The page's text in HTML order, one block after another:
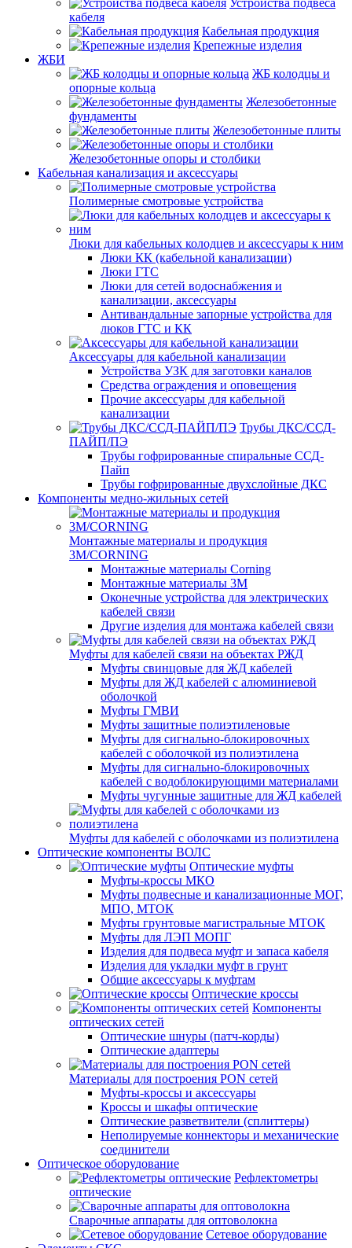
Устройства подвеса
кабеля
Кабельная продукция
Крепежные изделия
ЖБИ
ЖБ колодцы и
опорные кольца
Железобетонные
фундаменты
Железобетонные плиты
Железобетонные опоры и столбики
Кабельная канализация и аксессуары
Полимерные смотровые устройства
Люки для кабельных колодцев и аксессуары к ним
Люки КК (кабельной канализации)
Люки ГТС
Люки для сетей водоснабжения и
канализации, аксессуары
Антивандальные запорные устройства для
люков ГТС и КК
Аксессуары для кабельной канализации
Устройства УЗК для заготовки каналов
Средства ограждения и оповещения
Прочие аксессуары для кабельной
канализации
Трубы ДКС/ССД-
ПАЙП/ПЭ
Трубы гофрированные спиральные ССД-
Пайп
Трубы гофрированные двухслойные ДКС
Компоненты медно-жильных сетей
Монтажные материалы и продукция
3M/CORNING
Монтажные материалы Corning
Монтажные материалы 3M
Оконечные устройства для электрических
кабелей связи
Другие изделия для монтажа кабелей связи
Муфты для кабелей связи на объектах РЖД
Муфты свинцовые для ЖД кабелей
Муфты для ЖД кабелей с алюминиевой
оболочкой
Муфты ГМВИ
Муфты защитные полиэтиленовые
Муфты для сигнально-блокировочных
кабелей с оболочкой из полиэтилена
Муфты для сигнально-блокировочных
кабелей с водоблокирующими материалами
Муфты чугунные защитные для ЖД кабелей
Муфты для кабелей с оболочками из полиэтилена
Оптические компоненты ВОЛС
Оптические муфты
Муфты-кроссы МКО
Муфты подвесные и канализационные МОГ,
МПО, МТОК
Муфты грунтовые магистральные МТОК
Муфты для ЛЭП МОПГ
Изделия для подвеса муфт и запаса кабеля
Изделия для укладки муфт в грунт
Общие аксессуары к муфтам
Оптические кроссы
Компоненты
оптических сетей
Оптические шнуры (патч-корды)
Оптические адаптеры
Материалы для построения PON сетей
Муфты-кроссы и аксессуары
Кроссы и шкафы оптические
Оптические разветвители (сплиттеры)
Неполируемые коннекторы и механические
соединители
Оптическое оборудование
Рефлектометры
оптические
Сварочные аппараты для оптоволокна
Сетевое оборудование